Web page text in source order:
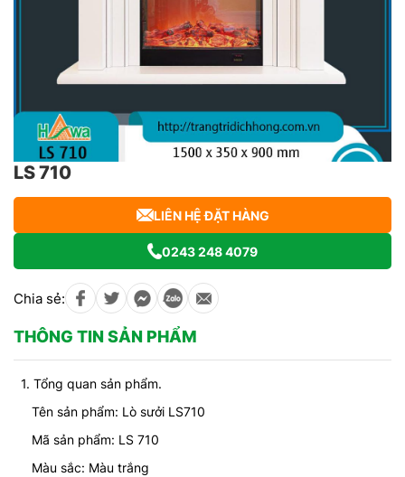
LS 710
LIÊN HỆ ĐẶT HÀNG
0243 248 4079
Chia sẻ:
THÔNG TIN SẢN PHẨM
1. Tổng quan sản phẩm.
Tên sản phẩm: Lò sưởi LS710
Mã sản phẩm: LS 710
Màu sắc: Màu trắng